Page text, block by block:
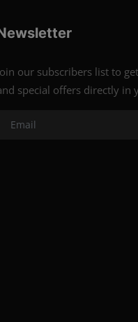
our subscribers list to
special offers directly in